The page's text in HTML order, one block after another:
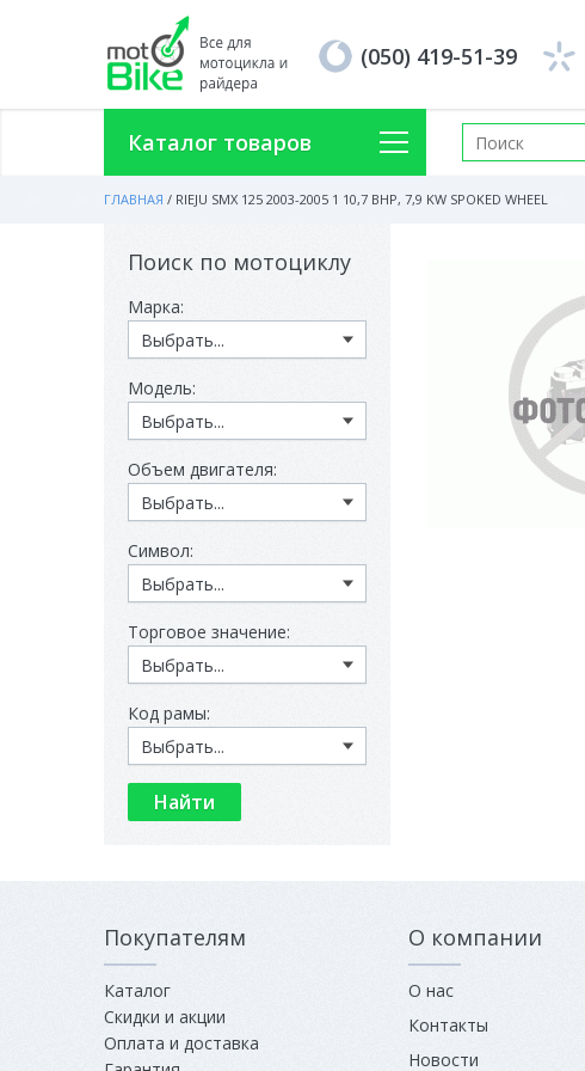
(050) 419-51-39
Каталог товаров
ГЛАВНАЯ / RIEJU SMX 125 2003-2005 1 10,7 BHP, 7,9 KW SPOKED WHEEL
Поиск по мотоциклу
Марка:
Модель:
Объем двигателя:
Символ:
Торговое значение:
Код рамы:
Покупателям
Каталог
Скидки и акции
Оплата и доставка
О компании
О нас
Контакты
Новости